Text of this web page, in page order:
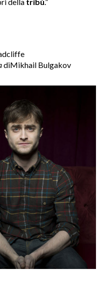
della tribù.”
diMikhail Bulgakov